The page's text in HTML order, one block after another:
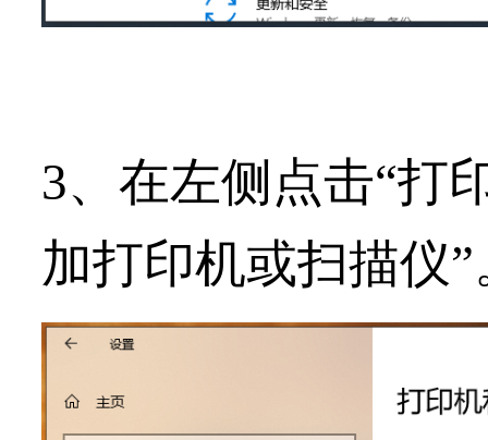
3、在左侧点击“打
加打印机或扫描仪